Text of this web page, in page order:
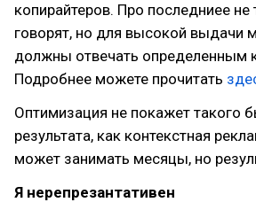
копирайтеров. Про последниее не
говорят, но для высокой выдачи
должны отвечать определенным
Подробнее можете прочитать
Оптимизация не покажет такого
результата, как контекстная
может занимать месяцы, но
Я нерепрезантативен